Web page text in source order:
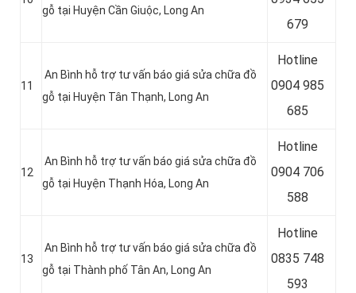
gỗ tại Huyện Cần Giuộc, Long An
679
11
An Bình hỗ trợ tư vấn báo giá sửa chữa đồ
gỗ tại Huyện Tân Thạnh, Long An
Hotline
0904 985
685
12
An Bình hỗ trợ tư vấn báo giá sửa chữa đồ
gỗ tại Huyện Thạnh Hóa, Long An
Hotline
0904 706
588
13
An Bình hỗ trợ tư vấn báo giá sửa chữa đồ
gỗ tại Thành phố Tân An, Long An
Hotline
0835 748
593